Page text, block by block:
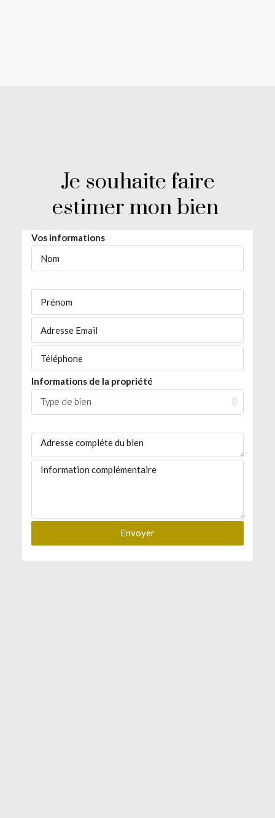
Je souhaite faire
estimer mon bien ​
Vos informations
Informations de la propriété
Envoyer